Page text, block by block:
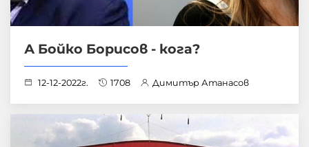
А Бойко Борисов - кога?
12-12-2022г. 1708 Димитър Атанасов